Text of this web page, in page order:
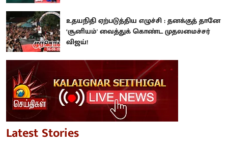
உதயநிதி ஏற்படுத்திய எழுச்சி : தனக்குத் தானே
‘சூனியம்' வைத்துக் கொண்ட முதலமைச்சர்
விஜய்!
Latest Stories